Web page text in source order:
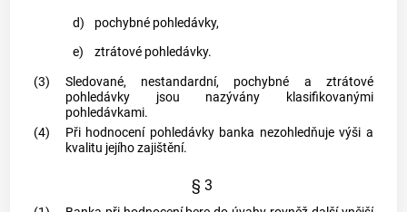
d)
pochybné pohledávky,
e)
ztrátové pohledávky.
(3)
Sledované, nestandardní, pochybné a ztrátové
pohledávky jsou nazývány klasifikovanými
pohledávkami.
(4)
Při hodnocení pohledávky banka nezohledňuje výši a
kvalitu jejího zajištění.
§ 3